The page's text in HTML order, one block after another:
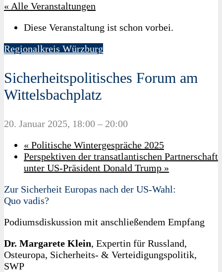
« Alle Veranstaltungen
Diese Veranstaltung ist schon vorbei.
Regionalkreis Würzburg
Sicherheitspolitisches Forum am
Wittelsbachplatz
20. Januar 2025, 18:00 – 20:00
« Politische Wintergespräche 2025
Perspektiven der transatlantischen Partnerschaft
unter US-Präsident Donald Trump »
Zur Sicherheit Europas nach der US-Wahl:
Quo vadis?
Podiumsdiskussion mit anschließendem Empfang
Dr. Margarete Klein, Expertin für Russland,
Osteuropa, Sicherheits- & Verteidigungspolitik,
SWP